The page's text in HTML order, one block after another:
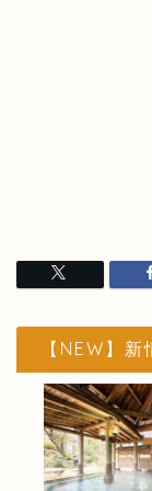
【NEW】新